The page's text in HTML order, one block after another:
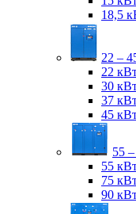
18,5
22 –
22
30
37
45
55
55
75
90